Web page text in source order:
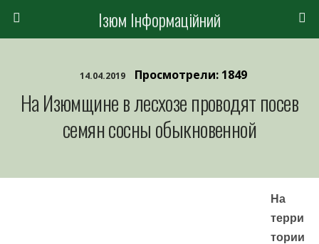
Ізюм Інформаційний
14.04.2019 Просмотрели: 1849
На Изюмщине в лесхозе проводят посев
семян сосны обыкновенной
На
терри
тории